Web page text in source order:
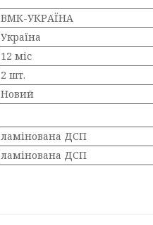
ВМК-УКРАЇНА
Україна
12 міс
2 шт.
Новий
ламінована ДСП
ламінована ДСП